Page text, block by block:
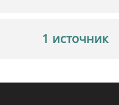
1 источник